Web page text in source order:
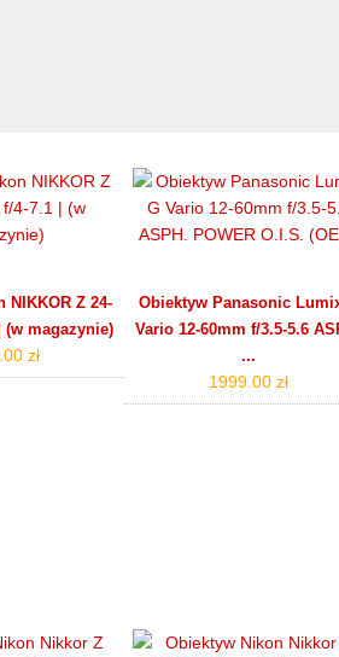
NIKKOR Z 24-
(w magazynie)
zł
Obiektyw Panasonic
Vario 12-60mm f/3.5-5.6
...
1999.00 zł